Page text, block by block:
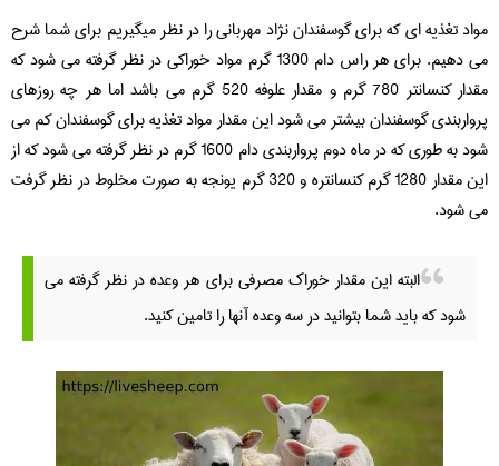
مواد تغذیه ای که برای گوسفندان نژاد مهربانی را در نظر میگیریم برای شما شرح
می دهیم. برای هر راس دام 1300 گرم مواد خوراکی در نظر گرفته می شود که
مقدار کنسانتر 780 گرم و مقدار علوفه 520 گرم می باشد اما هر چه روزهای
پرواربندی گوسفندان بیشتر می شود این مقدار مواد تغذیه برای گوسفندان کم می
شود به طوری که در ماه دوم پرواربندی دام 1600 گرم در نظر گرفته می شود که از
این مقدار 1280 گرم کنسانتره و 320 گرم یونجه به صورت مخلوط در نظر گرفت
می شود.
البته این مقدار خوراک مصرفی برای هر وعده در نظر گرفته می
شود که باید شما بتوانید در سه وعده آنها را تامین کنید.